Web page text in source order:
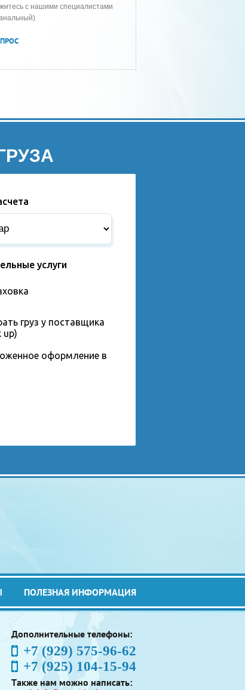
с нашими специалистами
услуги
груз у поставщика
up)
оформление в
ПОЛЕЗНАЯ ИНФОРМАЦИЯ
Дополнительные телефоны:
+7 (929) 575-96-62
+7 (925) 104-15-94
Также нам можно написать: